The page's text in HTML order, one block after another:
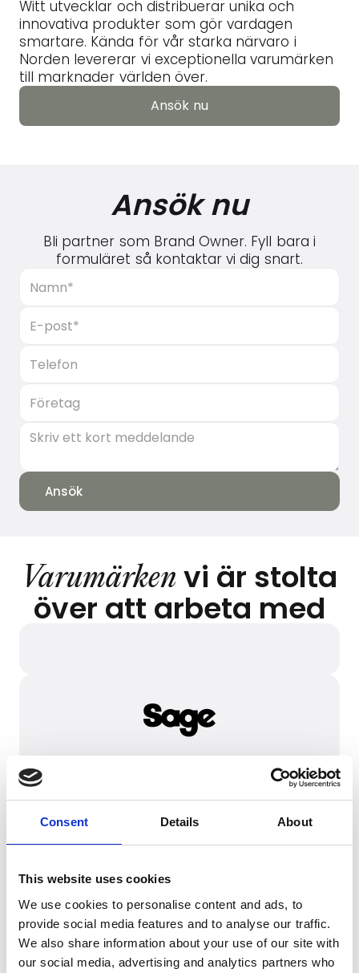
Consent Details About
This website uses cookies
We use cookies to personalise content and ads, to
provide social media features and to analyse our traffic.
We also share information about your use of our site with
our social media, advertising and analytics partners who
Witt utvecklar och distribuerar unika och
innovativa produkter som gör vardagen
smartare. Kända för vår starka närvaro i
Norden levererar vi exceptionella varumärken
till marknader världen över.
Ansök nu
Ansök nu
Ansök nu
Bli partner som Brand Owner. Fyll bara i
formuläret så kontaktar vi dig snart.
Varumärkenvi är stolta
över att arbeta med